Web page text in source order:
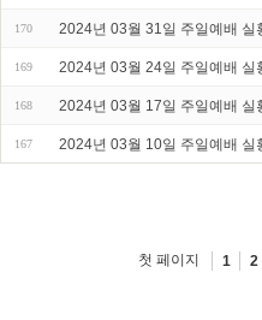
170 2024년 03월 31일 주일예배 실
169 2024년 03월 24일 주일예배 실
168 2024년 03월 17일 주일예배 실
167 2024년 03월 10일 주일예배 실
첫 페이지 1 2